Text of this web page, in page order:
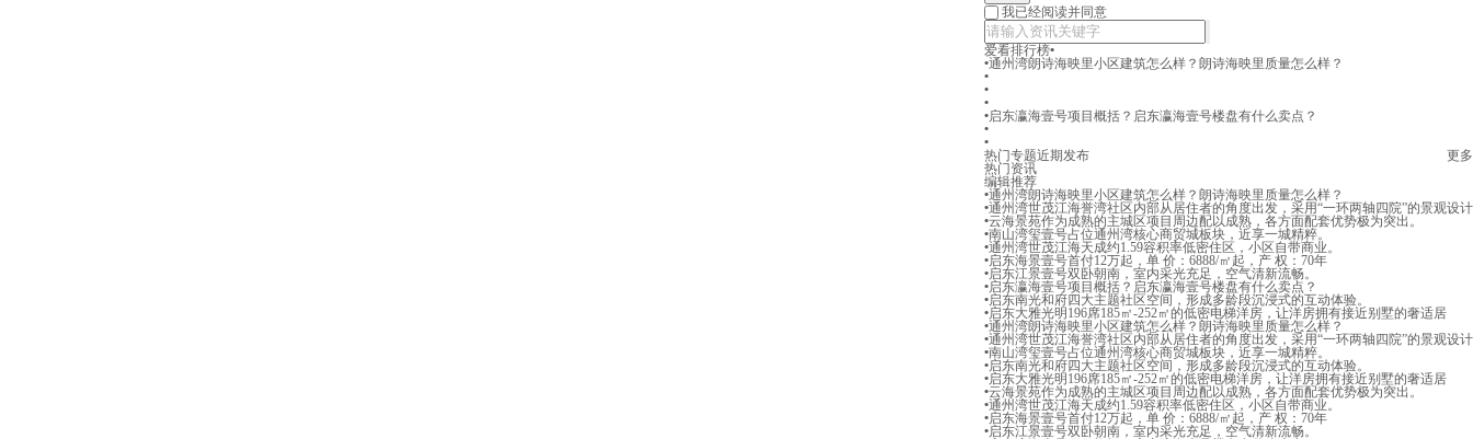
我已经阅读并同意
爱看排行榜•
•通州湾朗诗海映里小区建筑怎么样？朗诗海映里质量怎么样？
•
•
•
•启东瀛海壹号项目概括？启东瀛海壹号楼盘有什么卖点？
•
•
热门专题
更多
近期发布
热门资讯
编辑推荐
•通州湾朗诗海映里小区建筑怎么样？朗诗海映里质量怎么样？
•通州湾世茂江海誉湾社区内部从居住者的角度出发，采用“一环两轴四院”的景观设计
•云海景苑作为成熟的主城区项目周边配以成熟，各方面配套优势极为突出。
•南山湾玺壹号占位通州湾核心商贸城板块，近享一城精粹。
•通州湾世茂江海天成约1.59容积率低密住区，小区自带商业。
•启东海景壹号首付12万起，单 价：6888/㎡起，产 权：70年
•启东江景壹号双卧朝南，室内采光充足，空气清新流畅。
•启东瀛海壹号项目概括？启东瀛海壹号楼盘有什么卖点？
•启东南光和府四大主题社区空间，形成多龄段沉浸式的互动体验。
•启东大雅光明196席185㎡-252㎡的低密电梯洋房，让洋房拥有接近别墅的奢适居
•通州湾朗诗海映里小区建筑怎么样？朗诗海映里质量怎么样？
•通州湾世茂江海誉湾社区内部从居住者的角度出发，采用“一环两轴四院”的景观设计
•南山湾玺壹号占位通州湾核心商贸城板块，近享一城精粹。
•启东南光和府四大主题社区空间，形成多龄段沉浸式的互动体验。
•启东大雅光明196席185㎡-252㎡的低密电梯洋房，让洋房拥有接近别墅的奢适居
•云海景苑作为成熟的主城区项目周边配以成熟，各方面配套优势极为突出。
•通州湾世茂江海天成约1.59容积率低密住区，小区自带商业。
•启东海景壹号首付12万起，单 价：6888/㎡起，产 权：70年
•启东江景壹号双卧朝南，室内采光充足，空气清新流畅。